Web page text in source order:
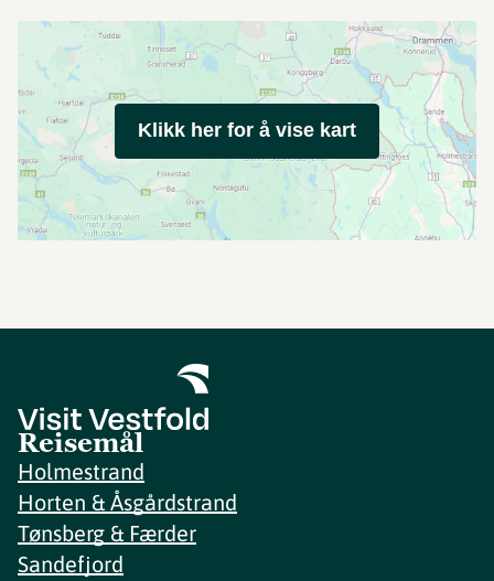
Klikk her for å vise kart
Reisemål
Holmestrand
Horten & Åsgårdstrand
Tønsberg & Færder
Sandefjord